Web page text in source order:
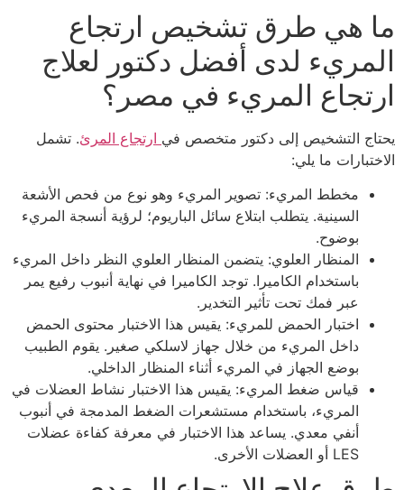
ما هي طرق تشخيص ارتجاع
المريء لدى أفضل دكتور لعلاج
ارتجاع المريء في مصر؟
يحتاج التشخيص إلى دكتور متخصص في ارتجاع المرئ. تشمل
الاختبارات ما يلي:
مخطط المريء: تصوير المريء وهو نوع من فحص الأشعة
السينية. يتطلب ابتلاع سائل الباريوم؛ لرؤية أنسجة المريء
بوضوح.
المنظار العلوي: يتضمن المنظار العلوي النظر داخل المريء
باستخدام الكاميرا. توجد الكاميرا في نهاية أنبوب رفيع يمر
عبر فمك تحت تأثير التخدير.
اختبار الحمض للمريء: يقيس هذا الاختبار محتوى الحمض
داخل المريء من خلال جهاز لاسلكي صغير. يقوم الطبيب
بوضع الجهاز في المريء أثناء المنظار الداخلي.
قياس ضغط المريء: يقيس هذا الاختبار نشاط العضلات في
المريء، باستخدام مستشعرات الضغط المدمجة في أنبوب
أنفي معدي. يساعد هذا الاختبار في معرفة كفاءة عضلات
LES أو العضلات الأخرى.